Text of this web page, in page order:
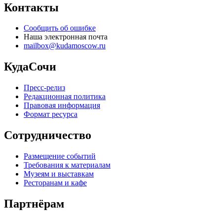
Контакты
Сообщить об ошибке
Наша электронная почта
mailbox@kudamoscow.ru
КудаСочи
Пресс-релиз
Редакционная политика
Правовая информация
Формат ресурса
Сотрудничество
Размещение событий
Требования к материалам
Музеям и выставкам
Ресторанам и кафе
Партнёрам